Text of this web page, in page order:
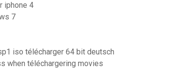
iphone 4
7
iso télécharger 64 bit deutsch
when téléchargering movies